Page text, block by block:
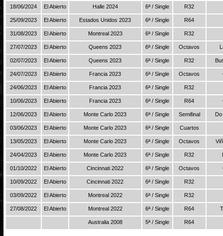
18/06/2024 El Abierto Halle 2024 6ª / Single R32
25/09/2023 El Abierto Estados Unidos 2023 6ª / Single R64
31/08/2023 El Abierto Montreal 2023 6ª / Single R32
27/07/2023 El Abierto Queens 2023 6ª / Single Octavos
02/07/2023 El Abierto Queens 2023 6ª / Single R32
24/07/2023 El Abierto Francia 2023 6ª / Single Octavos
24/06/2023 El Abierto Francia 2023 6ª / Single R32
10/06/2023 El Abierto Francia 2023 6ª / Single R64
12/06/2023 El Abierto Monte Carlo 2023 6ª / Single Semifinal
03/06/2023 El Abierto Monte Carlo 2023 6ª / Single Cuartos
13/05/2023 El Abierto Monte Carlo 2023 6ª / Single Octavos
24/04/2023 El Abierto Monte Carlo 2023 6ª / Single R32
01/10/2022 El Abierto Cincinnati 2022 6ª / Single Octavos
10/09/2022 El Abierto Cincinnati 2022 6ª / Single R32
03/09/2022 El Abierto Montreal 2022 6ª / Single R32
27/08/2022 El Abierto Montreal 2022 6ª / Single R64
Australia 2008 5ª / Single R64